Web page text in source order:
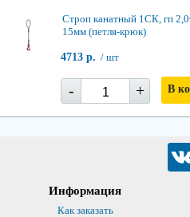
Строп канатный 1СК, гп
15мм (петля-крюк)
4713 р. / шт
- + В
Информация
Как заказать